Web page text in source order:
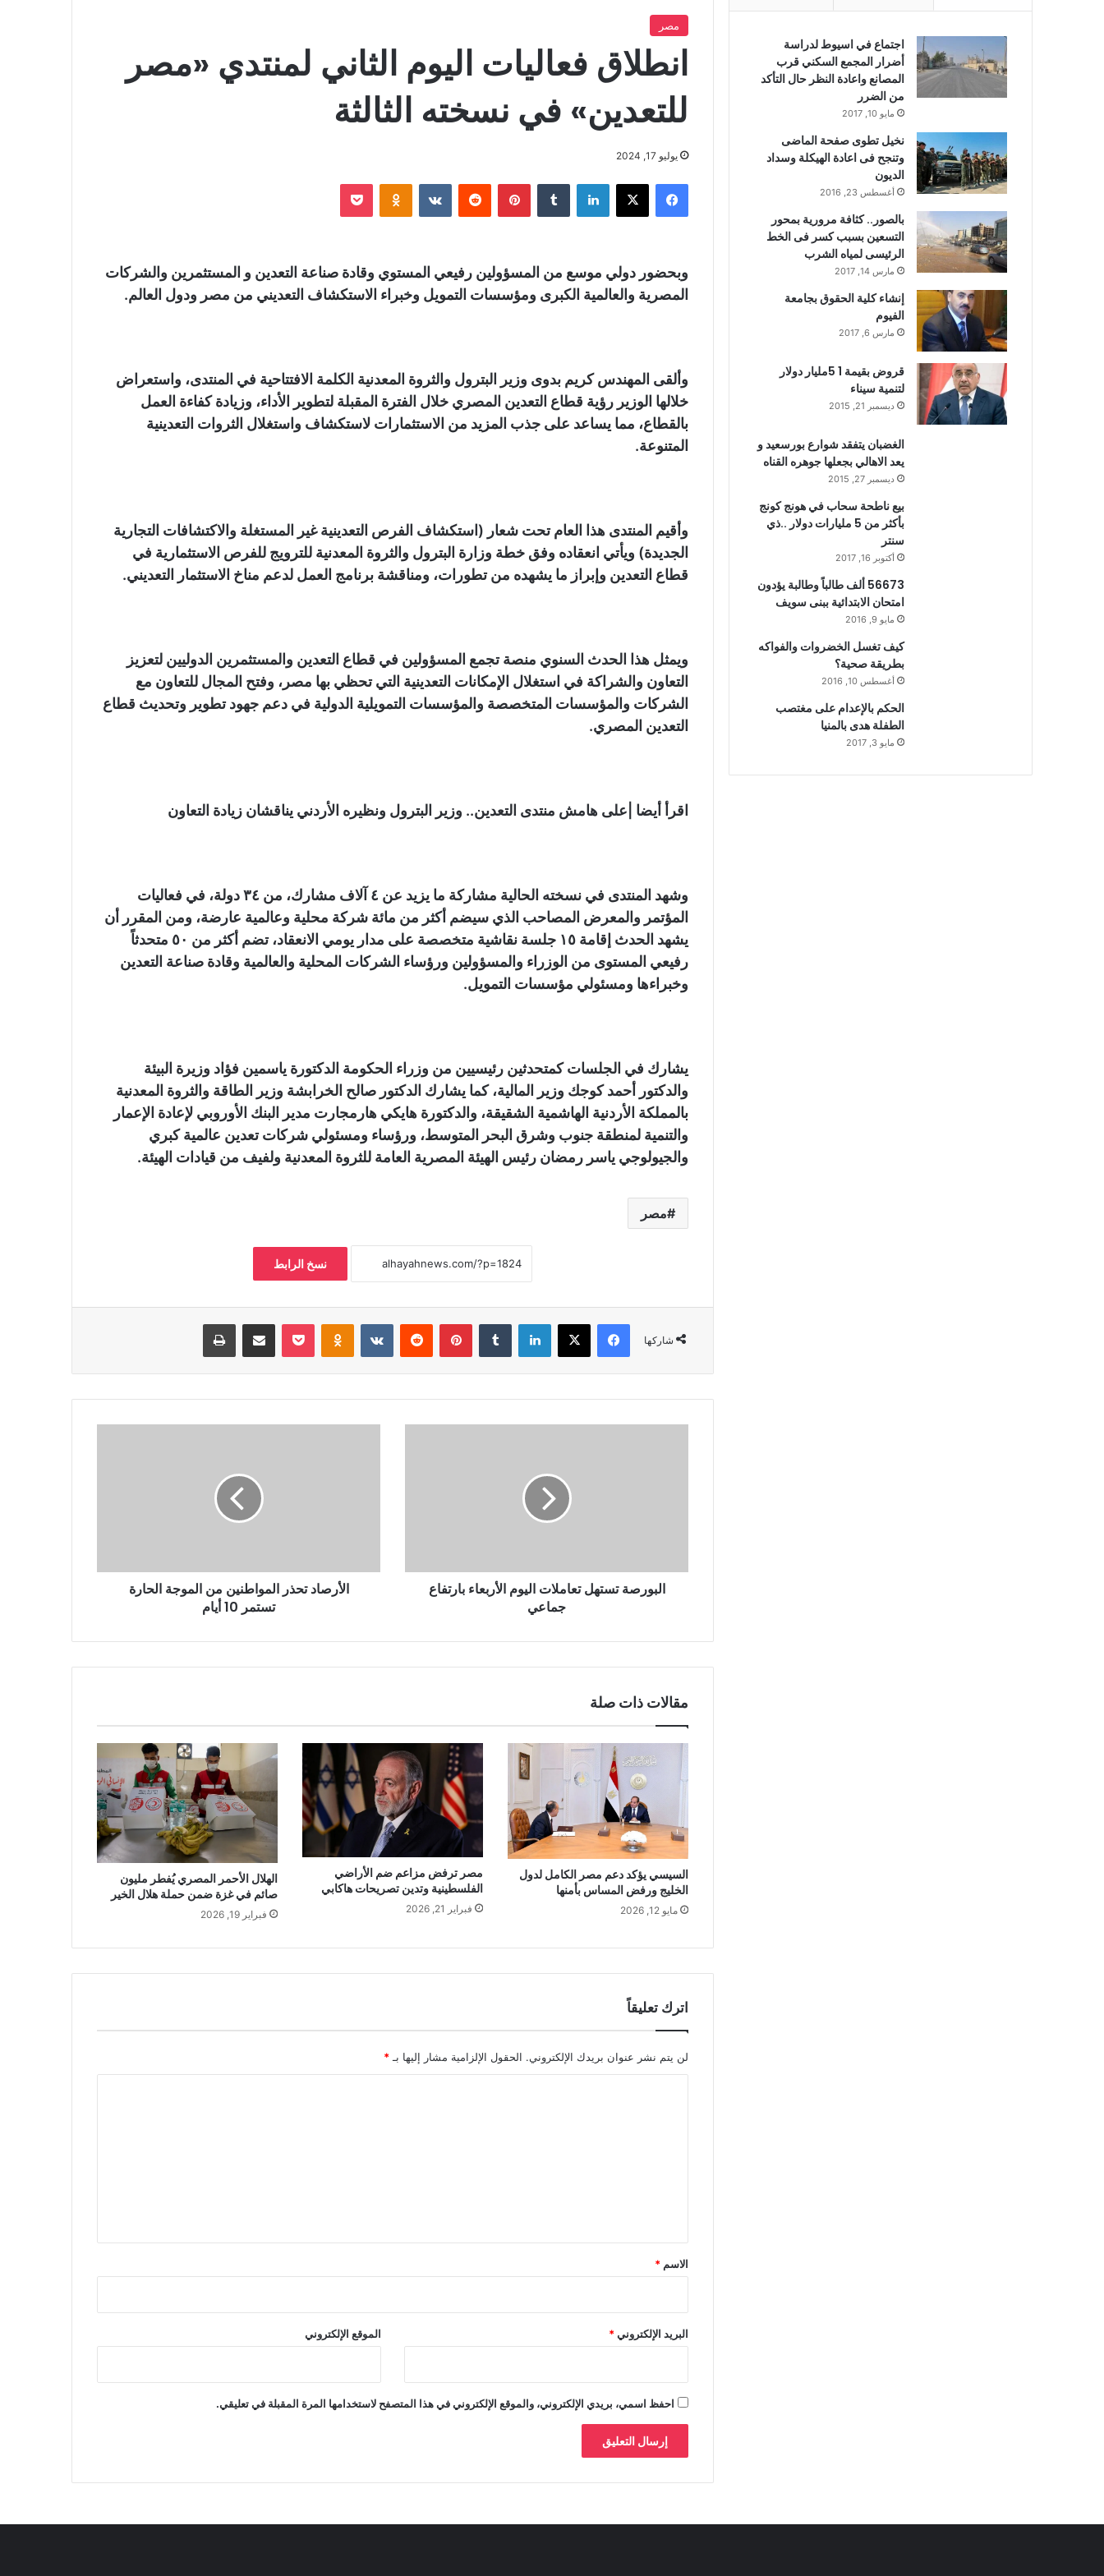
مصر
انطلاق فعاليات اليوم الثاني لمنتدي «مصر
للتعدين» في نسخته الثالثة
يوليو 17, 2024
فيسبوك لينكدإن بينتيريست
وبحضور دولي موسع من المسؤولين رفيعي المستوي وقادة صناعة التعدين و المستثمرين والشركات
المصرية والعالمية الكبرى ومؤسسات التمويل وخبراء الاستكشاف التعديني من مصر ودول العالم.
وألقى المهندس كريم بدوى وزير البترول والثروة المعدنية الكلمة الافتتاحية في المنتدى، واستعراض
خلالها الوزير رؤية قطاع التعدين المصري خلال الفترة المقبلة لتطوير الأداء، وزيادة كفاءة العمل
بالقطاع، مما يساعد على جذب المزيد من الاستثمارات لاستكشاف واستغلال الثروات التعدينية
المتنوعة.
وأقيم المنتدى هذا العام تحت شعار (استكشاف الفرص التعدينية غير المستغلة والاكتشافات التجارية
الجديدة) ويأتي انعقاده وفق خطة وزارة البترول والثروة المعدنية للترويج للفرص الاستثمارية في
قطاع التعدين وإبراز ما يشهده من تطورات، ومناقشة برنامج العمل لدعم مناخ الاستثمار التعديني.
ويمثل هذا الحدث السنوي منصة تجمع المسؤولين في قطاع التعدين والمستثمرين الدوليين لتعزيز
التعاون والشراكة في استغلال الإمكانات التعدينية التي تحظي بها مصر، وفتح المجال للتعاون مع
الشركات والمؤسسات المتخصصة والمؤسسات التمويلية الدولية في دعم جهود تطوير وتحديث قطاع
التعدين المصري.
اقرأ أيضا |على هامش منتدى التعدين.. وزير البترول ونظيره الأردني يناقشان زيادة التعاون
وشهد المنتدى في نسخته الحالية مشاركة ما يزيد عن ٤ آلاف مشارك، من ٣٤ دولة، في فعاليات
المؤتمر والمعرض المصاحب الذي سيضم أكثر من مائة شركة محلية وعالمية عارضة، ومن المقرر أن
يشهد الحدث إقامة ١٥ جلسة نقاشية متخصصة على مدار يومي الانعقاد، تضم أكثر من ٥٠ متحدثاً
رفيعي المستوى من الوزراء والمسؤولين ورؤساء الشركات المحلية والعالمية وقادة صناعة التعدين
وخبراءها ومسئولي مؤسسات التمويل.
يشارك في الجلسات كمتحدثين رئيسيين من وزراء الحكومة الدكتورة ياسمين فؤاد وزيرة البيئة
والدكتور أحمد كوجك وزير المالية، كما يشارك الدكتور صالح الخرابشة وزير الطاقة والثروة المعدنية
بالمملكة الأردنية الهاشمية الشقيقة، والدكتورة هايكي هارمجارت مدير البنك الأوروبي لإعادة الإعمار
والتنمية لمنطقة جنوب وشرق البحر المتوسط، ورؤساء ومسئولي شركات تعدين عالمية كبري
والجيولوجي ياسر رمضان رئيس الهيئة المصرية العامة للثروة المعدنية ولفيف من قيادات الهيئة.
مصر
نسخ الرابط
شاركها
فيسبوك لينكدإن بينتيريست بوكيت
البورصة تستهل تعاملات اليوم الأربعاء بارتفاع
جماعي
الأرصاد تحذر المواطنين من الموجة الحارة
تستمر 10 أيام
مقالات ذات صلة
السيسي يؤكد دعم مصر الكامل لدول
الخليج ورفض المساس بأمنها
مايو 12, 2026
مصر ترفض مزاعم ضم الأراضي
الفلسطينية وتدين تصريحات هاكابي
فبراير 21, 2026
الهلال الأحمر المصري يُفطر مليون
صائم في غزة ضمن حملة هلال الخير
فبراير 19, 2026
اترك تعليقاً
لن يتم نشر عنوان بريدك الإلكتروني. الحقول الإلزامية مشار إليها بـ*
*
الاسم *
البريد الإلكتروني* الموقع الإلكتروني
احفظ اسمي، بريدي الإلكتروني، والموقع الإلكتروني في هذا المتصفح لاستخدامها المرة المقبلة في تعليقي.
اجتماع في اسيوط لدراسة
أضرار المجمع السكني قرب
المصانع واعادة النظر حال التأكد
من الضرر
مايو 10, 2017
نخيل تطوى صفحة الماضى
وتنجح فى اعادة الهيكلة وسداد
الديون
أغسطس 23, 2016
بالصور.. كثافة مرورية بمحور
التسعين بسبب كسر فى الخط
الرئيسى لمياه الشرب
مارس 14, 2017
إنشاء كلية الحقوق بجامعة
الفيوم
مارس 6, 2017
قروض بقيمة 1 5مليار دولار
لتنمية سيناء
ديسمبر 21, 2015
الغضبان يتفقد شوارع بورسعيد و
يعد الاهالي بجعلها جوهره القناه
ديسمبر 27, 2015
بيع ناطحة سحاب في هونج كونج
بأكثر من 5 مليارات دولار ..ذي
سنتر
أكتوبر 16, 2017
56673 ألف طالباً وطالبة يؤدون
امتحان الابتدائية ببنى سويف
مايو 9, 2016
كيف تغسل الخضروات والفواكه
بطريقة صحية؟
أغسطس 10, 2016
الحكم بالإعدام على مغتصب
الطفلة هدى بالمنيا
مايو 3, 2017